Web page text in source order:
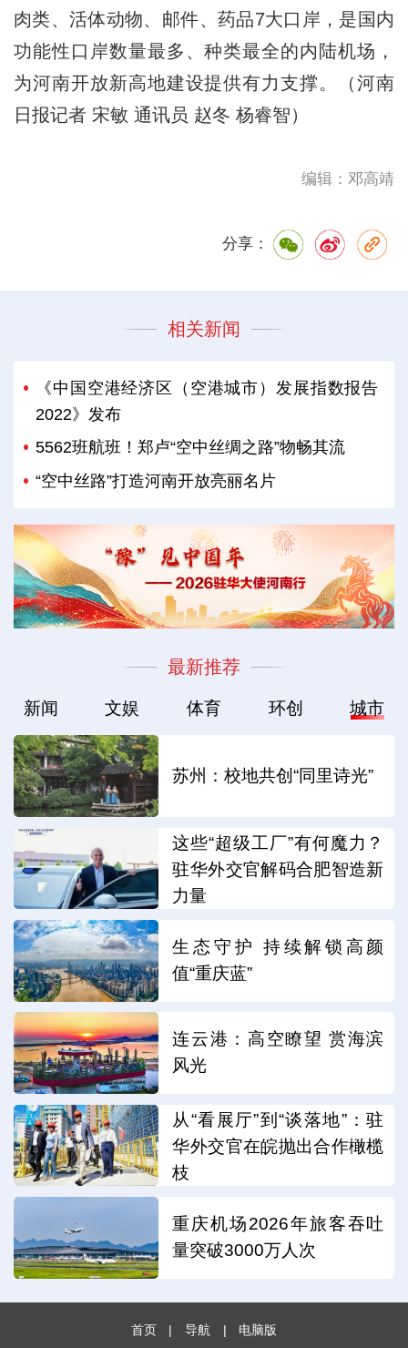
肉类、活体动物、邮件、药品7大口岸，是国内
功能性口岸数量最多、种类最全的内陆机场，
为河南开放新高地建设提供有力支撑。（河南
日报记者 宋敏 通讯员 赵冬 杨睿智）
编辑：邓高靖
分享：
相关新闻
《中国空港经济区（空港城市）发展指数报告
2022》发布
5562班航班！郑卢“空中丝绸之路”物畅其流
“空中丝路”打造河南开放亮丽名片
最新推荐
新闻 文娱 体育 环创 城市
苏州：校地共创“同里诗光”
这些“超级工厂”有何魔力？
驻华外交官解码合肥智造新
力量
生态守护 持续解锁高颜
值“重庆蓝”
连云港：高空瞭望 赏海滨
风光
从“看展厅”到“谈落地”：驻
华外交官在皖抛出合作橄榄
枝
重庆机场2026年旅客吞吐
量突破3000万人次
首页 | 导航 | 电脑版